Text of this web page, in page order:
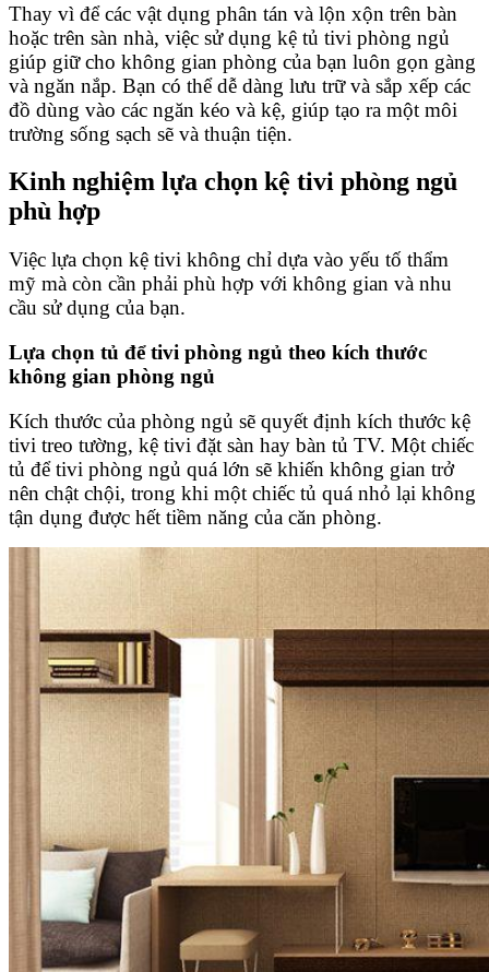
Thay vì để các vật dụng phân tán và lộn xộn trên bàn
hoặc trên sàn nhà, việc sử dụng kệ tủ tivi phòng ngủ
giúp giữ cho không gian phòng của bạn luôn gọn gàng
và ngăn nắp. Bạn có thể dễ dàng lưu trữ và sắp xếp các
đồ dùng vào các ngăn kéo và kệ, giúp tạo ra một môi
trường sống sạch sẽ và thuận tiện.
Kinh nghiệm lựa chọn kệ tivi phòng ngủ
phù hợp
Việc lựa chọn kệ tivi không chỉ dựa vào yếu tố thẩm
mỹ mà còn cần phải phù hợp với không gian và nhu
cầu sử dụng của bạn.
Lựa chọn tủ để tivi phòng ngủ theo kích thước
không gian phòng ngủ
Kích thước của phòng ngủ sẽ quyết định kích thước kệ
tivi treo tường, kệ tivi đặt sàn hay bàn tủ TV. Một chiếc
tủ để tivi phòng ngủ quá lớn sẽ khiến không gian trở
nên chật chội, trong khi một chiếc tủ quá nhỏ lại không
tận dụng được hết tiềm năng của căn phòng.